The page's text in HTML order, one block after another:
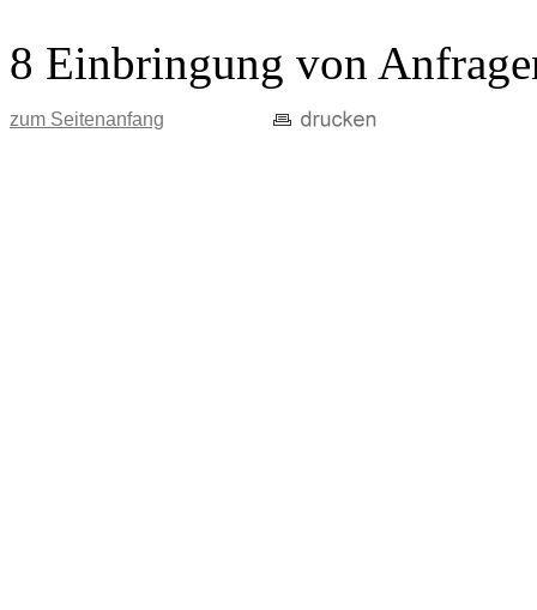
8 Einbringung von
zum Seitenanfang